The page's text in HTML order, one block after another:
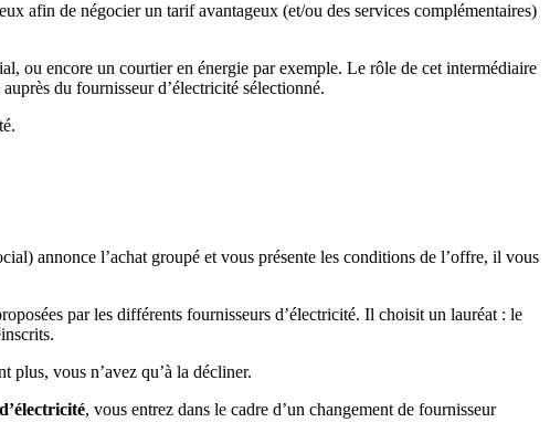
afin de négocier un tarif avantageux (et/ou des services complémentaires)
ou encore un courtier en énergie par exemple. Le rôle de cet intermédiaire
du fournisseur d’électricité sélectionné.
annonce l’achat groupé et vous présente les conditions de l’offre, il vous
par les différents fournisseurs d’électricité. Il choisit un lauréat : le
plus, vous n’avez qu’à la décliner.
, vous entrez dans le cadre d’un changement de fournisseur